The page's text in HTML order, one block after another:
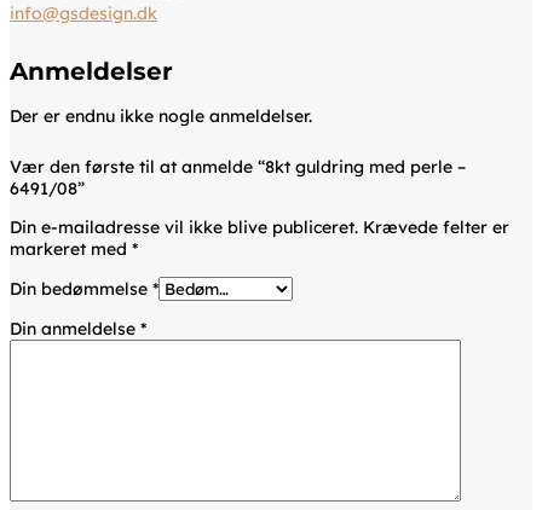
info@gsdesign.dk
Anmeldelser
Der er endnu ikke nogle anmeldelser.
Vær den første til at anmelde “8kt guldring med perle –
6491/08”
Din e-mailadresse vil ikke blive publiceret. Krævede felter er
markeret med *
Din bedømmelse *
Din anmeldelse *